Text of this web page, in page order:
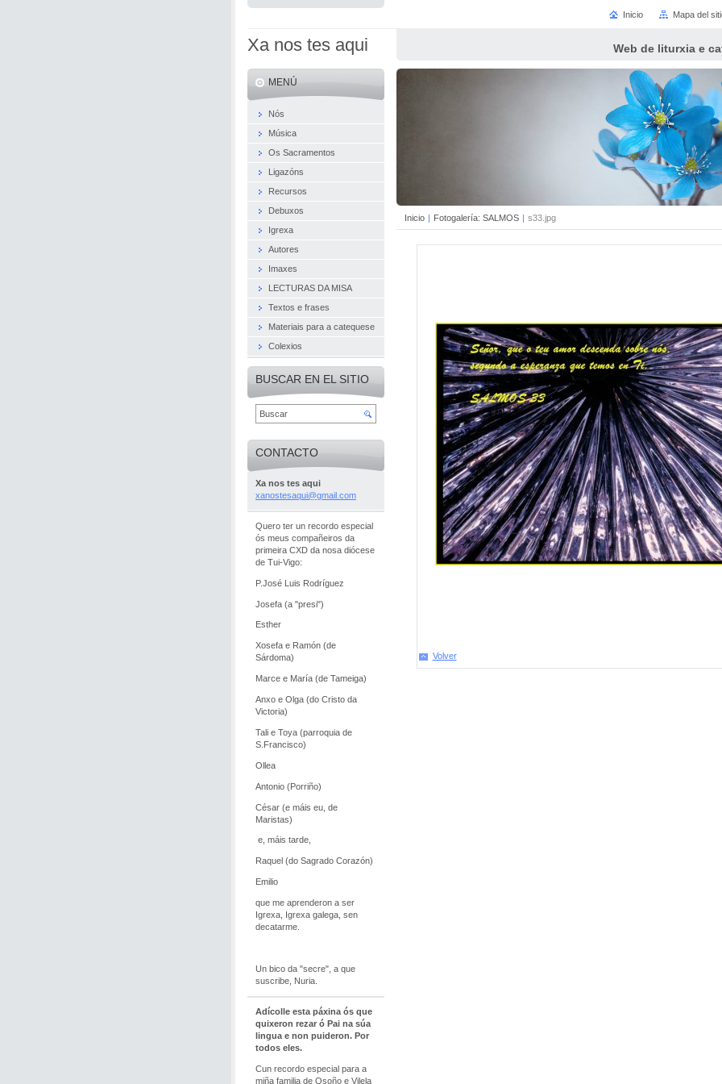
Xa nos tes aqui Web de liturxia e
Inicio | Fotogalería: SALMOS | s33.jpg
Volver
MENÚ
Nós
Música
Os Sacramentos
Ligazóns
Recursos
Debuxos
Igrexa
Autores
Imaxes
LECTURAS DA MISA
Textos e frases
Materiais para a catequese
Colexios
BUSCAR EN EL SITIO
CONTACTO
Xa nos tes aqui
xanostesaqui@gmail.com
Quero ter un recordo especial
ós meus compañeiros da
primeira CXD da nosa diócese
de Tui-Vigo:
P.José Luis Rodríguez
Josefa (a "presi")
Esther
Xosefa e Ramón (de
Sárdoma)
Marce e María (de Tameiga)
Anxo e Olga (do Cristo da
Victoria)
Tali e Toya (parroquia de
S.Francisco)
Ollea
Antonio (Porriño)
César (e máis eu, de
Maristas)
e, máis tarde,
Raquel (do Sagrado Corazón)
Emilio
que me aprenderon a ser
Igrexa, Igrexa galega, sen
decatarme.
Un bico da "secre", a que
suscribe, Nuria.
Adícolle esta páxina ós que
quixeron rezar ó Pai na súa
lingua e non puideron. Por
todos eles.
Cun recordo especial para a
miña familia de Osoño e Vilela
Inicio Mapa del